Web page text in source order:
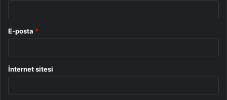
E-posta *
İnternet sitesi